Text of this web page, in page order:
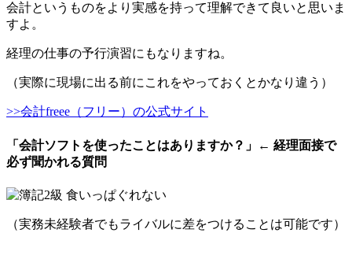
会計というものをより実感を持って理解できて良いと思いま
すよ。
経理の仕事の予行演習にもなりますね。
（実際に現場に出る前にこれをやっておくとかなり違う）
>>会計freee（フリー）の公式サイト
「会計ソフトを使ったことはありますか？」← 経理面接で
必ず聞かれる質問
（実務未経験者でもライバルに差をつけることは可能です）